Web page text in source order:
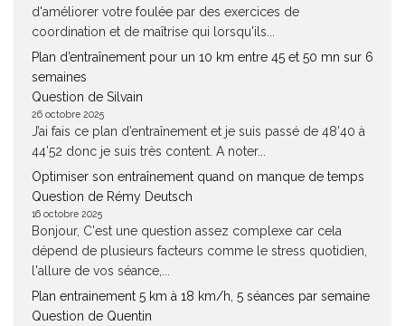
d'améliorer votre foulée par des exercices de
coordination et de maîtrise qui lorsqu'ils...
Plan d’entraînement pour un 10 km entre 45 et 50 mn sur 6
semaines
Question de Silvain
26 octobre 2025
J’ai fais ce plan d’entraînement et je suis passé de 48’40 à
44’52 donc je suis très content. A noter...
Optimiser son entraînement quand on manque de temps
Question de Rémy Deutsch
16 octobre 2025
Bonjour, C'est une question assez complexe car cela
dépend de plusieurs facteurs comme le stress quotidien,
l'allure de vos séance,...
Plan entrainement 5 km à 18 km/h, 5 séances par semaine
Question de Quentin